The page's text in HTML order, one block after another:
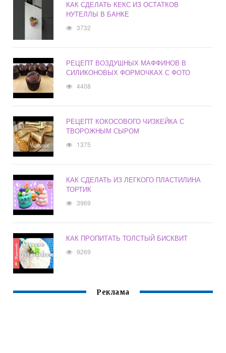
КАК СДЕЛАТЬ КЕКС ИЗ ОСТАТКОВ
НУТЕЛЛЫ В БАНКЕ
3732
РЕЦЕПТ ВОЗДУШНЫХ МАФФИНОВ В
СИЛИКОНОВЫХ ФОРМОЧКАХ С ФОТО
4408
РЕЦЕПТ КОКОСОВОГО ЧИЗКЕЙКА С
ТВОРОЖНЫМ СЫРОМ
1375
КАК СДЕЛАТЬ ИЗ ЛЕГКОГО ПЛАСТИЛИНА
ТОРТИК
3969
КАК ПРОПИТАТЬ ТОЛСТЫЙ БИСКВИТ
9269
Реклама